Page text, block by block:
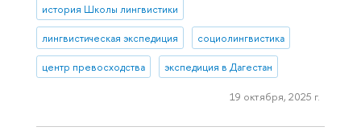
история Школы лингвистики
лингвистическая экспедиция социолингвистика
центр превосходства экспедиция в Дагестан
19 октября, 2025 г.